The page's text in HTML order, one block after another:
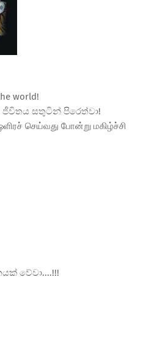
world!
සතුටින් පිරෙත්වා!
செய்வது போன்று மகிழ்ச்சி
වේවා....!!!